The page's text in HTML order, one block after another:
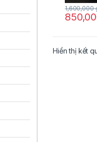
1,600,000
Hiển thị kết